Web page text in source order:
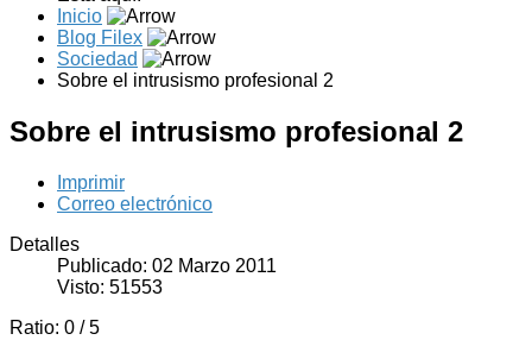
Inicio
Blog Filex
Sociedad
Sobre el intrusismo profesional 2
Sobre el intrusismo profesional 2
Imprimir
Correo electrónico
Detalles
Publicado: 02 Marzo 2011
Visto: 51553
Ratio: 0 /5